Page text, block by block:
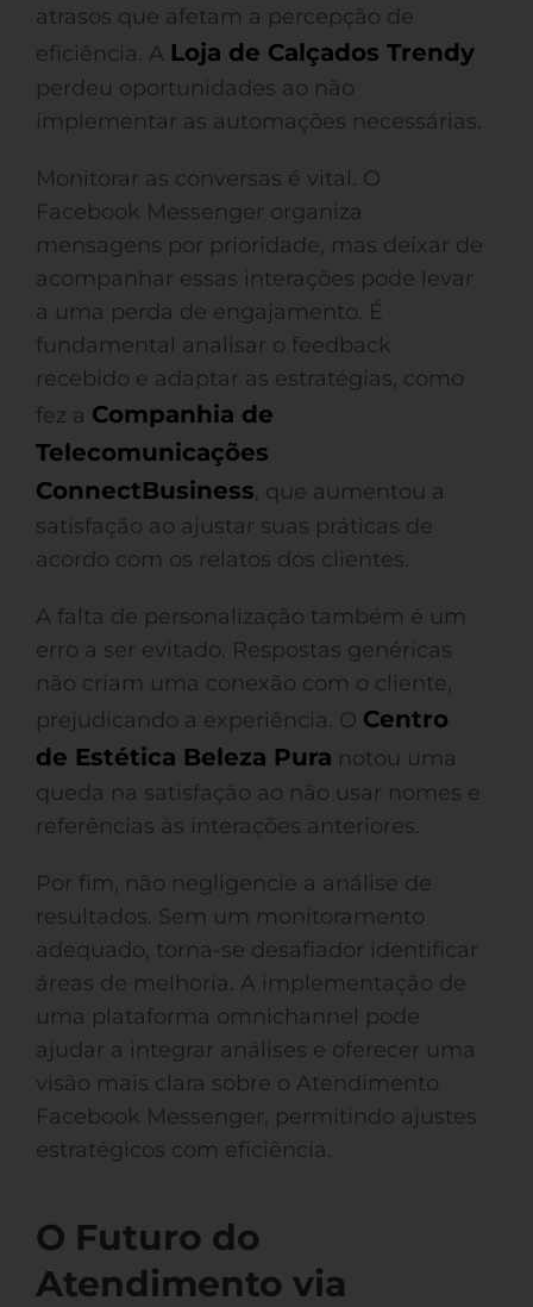
atrasos que afetam a percepção de
eficiência. A Loja de Calçados Trendy
perdeu oportunidades ao não
implementar as automações necessárias.
Monitorar as conversas é vital. O
Facebook Messenger organiza
mensagens por prioridade, mas deixar de
acompanhar essas interações pode levar
a uma perda de engajamento. É
fundamental analisar o feedback
recebido e adaptar as estratégias, como
fez a Companhia de
Telecomunicações
ConnectBusiness, que aumentou a
satisfação ao ajustar suas práticas de
acordo com os relatos dos clientes.
A falta de personalização também é um
erro a ser evitado. Respostas genéricas
não criam uma conexão com o cliente,
prejudicando a experiência. O Centro
de Estética Beleza Pura notou uma
queda na satisfação ao não usar nomes e
referências às interações anteriores.
Por fim, não negligencie a análise de
resultados. Sem um monitoramento
adequado, torna-se desafiador identificar
áreas de melhoria. A implementação de
uma plataforma omnichannel pode
ajudar a integrar análises e oferecer uma
visão mais clara sobre o Atendimento
Facebook Messenger, permitindo ajustes
estratégicos com eficiência.
O Futuro do
Atendimento via